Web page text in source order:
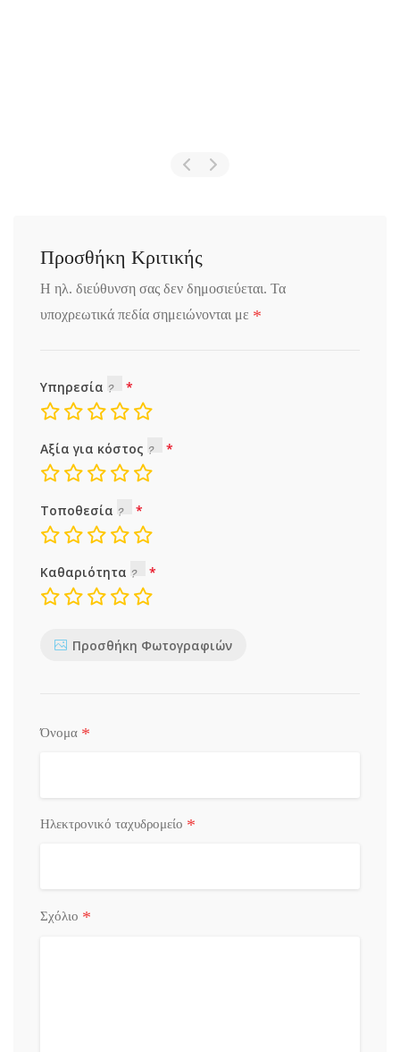
Προσθήκη Κριτικής
Η ηλ. διεύθυνση σας δεν δημοσιεύεται. Τα
υποχρεωτικά πεδία σημειώνονται με *
Υπηρεσία
Αξία για κόστος
Τοποθεσία
Καθαριότητα
Προσθήκη Φωτογραφιών
Όνομα *
Ηλεκτρονικό ταχυδρομείο *
Σχόλιο *